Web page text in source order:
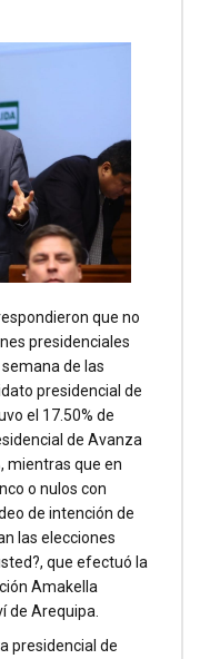
que no
presidenciales
de las
presidencial de
el 17.50% de
de Avanza
mientras que en
o nulos con
de intención de
las elecciones
que efectuó la
Amakella
de Arequipa.
presidencial de